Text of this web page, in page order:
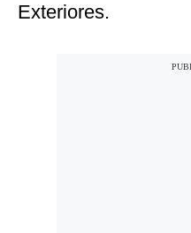
Exteriores.